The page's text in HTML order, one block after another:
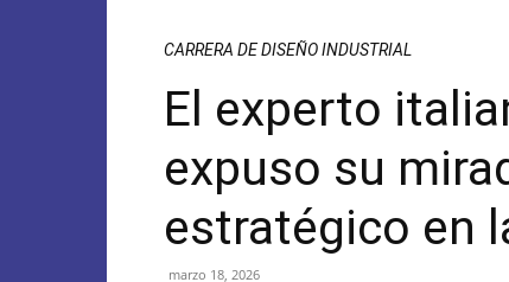
CARRERA DE DISEÑO INDUSTRIAL
El experto
expuso su
estratégico en
marzo 18, 2026